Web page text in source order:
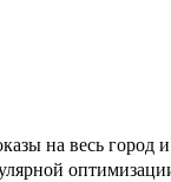
на весь город